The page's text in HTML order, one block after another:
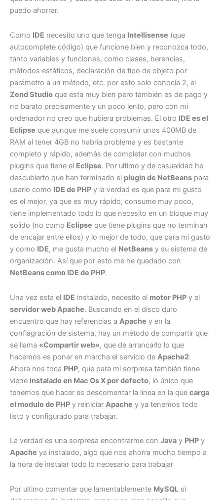
puedo ahorrar.
Como IDE necesito uno que tenga Intellisense (que
autocomplete código) que funcione bien y reconozca todo,
tanto variables y funciones, como clases, herencias,
métodos estáticos, declaración de tipo de objeto por
parámetro a un método, etc. por esto solo conocía 2, el
Zend Studio que esta muy bien pero también es de pago y
no barato precisamente y un poco lento, pero con mi
ordenador no creo que hubiera problemas. El otro IDE es el
Eclipse que aunque me suele consumir unos 400MB de
RAM al tener 4GB no habría problema y es bastante
completo y rápido, además de completar con muchos
plugins que tiene el Eclipse. Por ultimo y de casualidad he
descubierto que han terminado el plugin de NetBeans para
usarlo como IDE de PHP y la verdad es que para mi gusto
es el mejor, ya que es muy rápido, consume muy poco,
tiene implementado todo lo que necesito en un bloque muy
solido (no como Eclipse que tiene plugins que no terminan
de encajar entre ellos) y lo mejor de todo, que para mi gusto
y como IDE, me gusta mucho el NetBeans y su sistema de
organización. Así que por esto me he quedado con
NetBeans como IDE de PHP.
Una vez esta el IDE instalado, necesito el motor PHP y el
servidor web Apache. Buscando en el disco duro
encuentro que hay referencias a Apache y en la
conflagración de sistema, hay un método de compartir que
se llama «Compartir web», que de arrancarlo lo que
hacemos es poner en marcha el servicio de Apache2.
Ahora nos toca PHP, que para mi sorpresa también tiene
viene instalado en Mac Os X por defecto, lo único que
tenemos que hacer es descomentar la linea en la que carga
el modulo de PHP y reiniciar Apache y ya tenemos todo
listo y configurado para trabajar.
La verdad es una sorpresa encontrarme con Java y PHP y
Apache ya instalado, algo que nos ahorra mucho tiempo a
la hora de instalar todo lo necesario para trabajar
Por ultimo comentar que lamentablemente MySQL si